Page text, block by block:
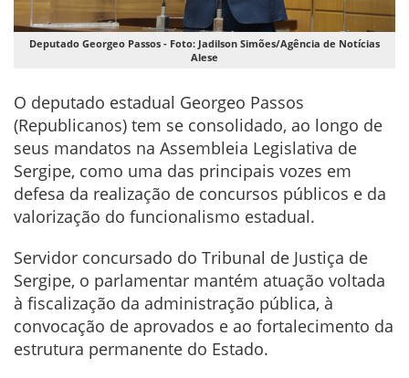
Deputado Georgeo Passos - Foto: Jadilson Simões/Agência de Notícias
Alese
O deputado estadual Georgeo Passos
(Republicanos) tem se consolidado, ao longo de
seus mandatos na Assembleia Legislativa de
Sergipe, como uma das principais vozes em
defesa da realização de concursos públicos e da
valorização do funcionalismo estadual.
Servidor concursado do Tribunal de Justiça de
Sergipe, o parlamentar mantém atuação voltada
à fiscalização da administração pública, à
convocação de aprovados e ao fortalecimento da
estrutura permanente do Estado.